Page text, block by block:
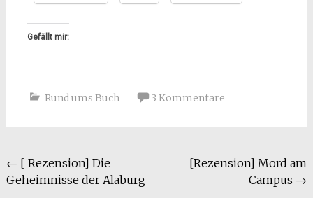
Gefällt mir:
Rund ums Buch 3 Kommentare
Beitragsnavigation
← [ Rezension] Die
Geheimnisse der Alaburg
[Rezension] Mord am
Campus →